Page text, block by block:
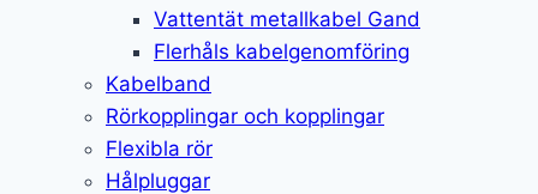
Vattentät metallkabel Gand
Flerhåls kabelgenomföring
Kabelband
Rörkopplingar och kopplingar
Flexibla rör
Hålpluggar